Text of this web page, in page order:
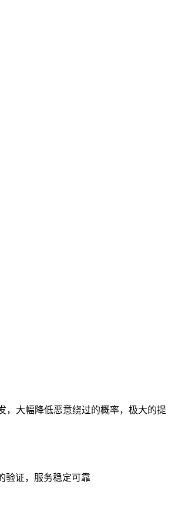
，大幅降低恶意绕过的概率，极大的提
验证，服务稳定可靠